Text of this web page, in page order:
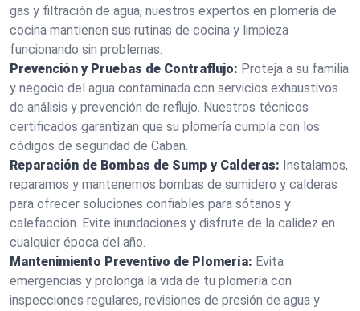
gas y filtración de agua, nuestros expertos en plomería de
cocina mantienen sus rutinas de cocina y limpieza
funcionando sin problemas.
Prevención y Pruebas de Contraflujo: Proteja a su familia
y negocio del agua contaminada con servicios exhaustivos
de análisis y prevención de reflujo. Nuestros técnicos
certificados garantizan que su plomería cumpla con los
códigos de seguridad de Caban.
Reparación de Bombas de Sump y Calderas: Instalamos,
reparamos y mantenemos bombas de sumidero y calderas
para ofrecer soluciones confiables para sótanos y
calefacción. Evite inundaciones y disfrute de la calidez en
cualquier época del año.
Mantenimiento Preventivo de Plomería: Evita
emergencias y prolonga la vida de tu plomería con
inspecciones regulares, revisiones de presión de agua y